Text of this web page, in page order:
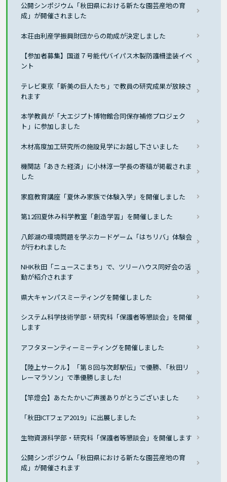
公開シンポジウム「秋田県における新たな園芸産地の育
成」が開催されました
本荘由利産学振興財団からの助成が決定しました
【参加者募集】国道７号能代バイパス木製防護柵塗装イベ
ント
テレビ東京「新美の巨人たち」で教員の研究成果が放映さ
れます
本学教員が「大エジプト博物館合同保存補修プロジェク
ト」に参加しました
木材高度加工研究所の施設見学にお越し下さいました
機関誌「あきた経済」に小林淳一学長の寄稿が掲載されま
した
家庭教育講座「夏休み家族で体験入学」を開催しました
第12回夏休み科学教室「創造学習」を開催しました
八郎湖の環境問題を学ぶカードゲーム「はちリバ」体験会
が行われました
NHK秋田「ニュースこまち」で、ツリーハウス同好会の活
動が紹介されます
県大キャンパスミーティングを開催しました
システム科学技術学部・研究科「保護者等懇談会」を開催
します
アフタヌーンティーミーティングを開催しました
【陸上サークル】「第８回与次郎駅伝」で優勝､「秋田リ
レーマラソン」で準優勝しました!
【竿燈会】あたたかいご声援ありがとうございました
「秋田ICTフェア2019」に出展しました
生物資源科学部・研究科「保護者等懇談会」を開催します
公開シンポジウム「秋田県における新たな園芸産地の育
成」が開催されます